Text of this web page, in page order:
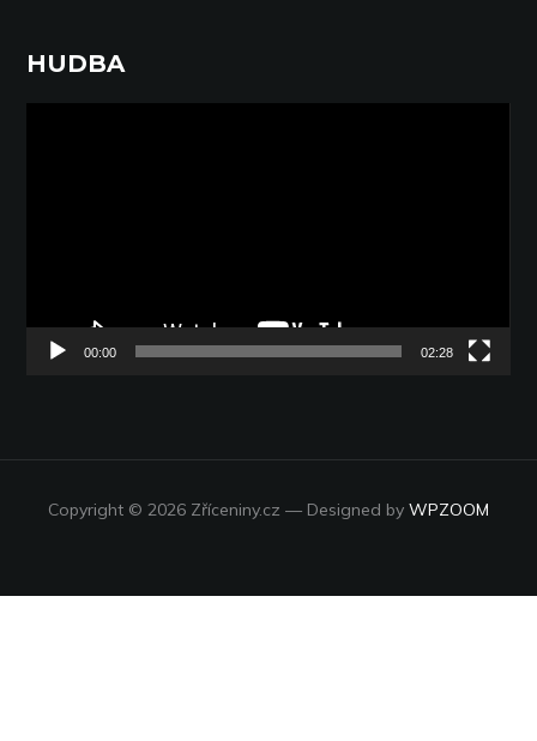
HUDBA
00:00 02:28
Copyright © 2026 Zříceniny.cz — Designed by WPZOOM